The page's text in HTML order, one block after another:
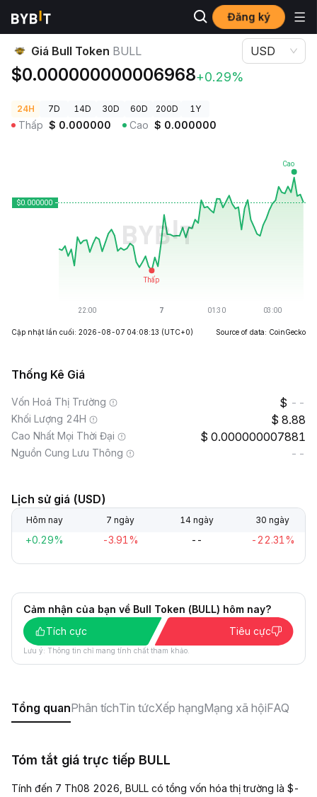
Đăng ký
Giá Tiền Điện Tử
Giá Bull Token BULL
$0.000000000006968+0.29%
USD
24H 7D 14D 30D 60D 200D 1Y
Thấp $ 0.000000 Cao $ 0.000000
Cập nhật lần cuối: 2026-08-07 04:08:13 (UTC+0) Source of data: CoinGecko
Thống Kê Giá
Vốn Hoá Thị Trường --
Khối Lượng 24H 8.88
Cao Nhất Mọi Thời Đại 0.000000007881
Nguồn Cung Lưu Thông --
Lịch sử giá (USD)
Hôm nay 7 ngày 14 ngày 30 ngày
+0.29% -3.91% -- -22.31%
Cảm nhận của bạn về Bull Token (BULL) hôm nay?
Tích cực
Tiêu cực
Lưu ý: Thông tin chỉ mang tính chất tham khảo.
Tổng quanPhân tíchTin tứcXếp hạngMạng xã hộiFAQ
Tóm tắt giá trực tiếp BULL
Tính đến 7 Th08 2026, BULL có tổng vốn hóa thị trường là $-